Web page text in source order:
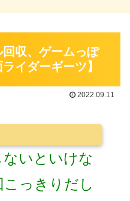
回収、ゲームっぽ
イダーギーツ】
2022.09.11
いといけな
っきりだし